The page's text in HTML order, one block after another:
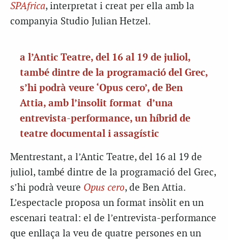
SPAfrica, interpretat i creat per ella amb la
companyia Studio Julian Hetzel.
a l’Antic Teatre, del 16 al 19 de juliol,
també dintre de la programació del Grec,
s’hi podrà veure ‘Opus cero’, de Ben
Attia, amb l’insolit format d’una
entrevista-performance, un híbrid de
teatre documental i assagístic
Mentrestant, a l’Antic Teatre, del 16 al 19 de
juliol, també dintre de la programació del Grec,
s’hi podrà veure Opus cero, de Ben Attia.
L’espectacle proposa un format insòlit en un
escenari teatral: el de l’entrevista-performance
que enllaça la veu de quatre persones en un